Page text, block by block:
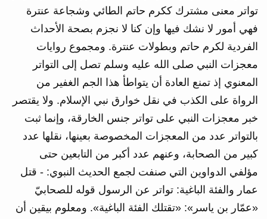
تواتر معنى مشترك ككرم حاتم الطائي وشجاعة عنترة
فهي أمور لا نشك فيها وإن كنا لا نجزم بصحة الأحداث
الفردية لكرم حاتم وبطولات عنترة. ومجموع روايات
معجزات النبي صلى الله عليه وسلم تصل إلى التواتر
المعنوي إذ تمنع العادة أن يتواطأ هذا الجم الغفير من
الرواة على الكذب في نقل خوارق نبي الإسلام. ولا يقتصر
خبر معجزات النبي على تواتر جنس الخارقة، وإنما ثبت
بالتواتر عدد من المعجزات المخصوصة بعينها، نقلها عدد
كبير من الصحابة، وعنهم عدد أكبر من التابعين حتى
مؤلفي الدواوين التي صنفت لجمع الحديث النبوي: - قتل
عمار والفئة الباغية: تواتر عن الرسول قوله للصحابيّ
«عمّار بن ياسر»: «تقتلك الفئة الباغية». ومعلوم بيقين أن